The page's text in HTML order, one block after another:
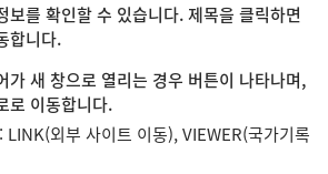
보를 확인할 수 있습니다. 제목을 클릭하면
합니다.
가 새 창으로 열리는 경우 버튼이 나타나며,
로 이동합니다.
외부 사이트 이동), VIEWER(국가기록